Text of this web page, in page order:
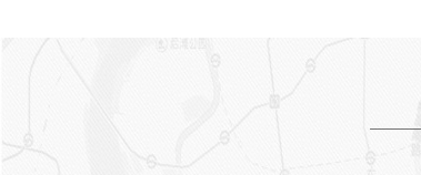
以致不能使励磁电路短路。③
动江苏康明斯柴油发电机，则
作，但接触不良。可检验该触
点是否烧蚀、脏污。⑤ 经调整
打开电源开关，若放电电流很
“电枢”和“磁场”接线柱，若放